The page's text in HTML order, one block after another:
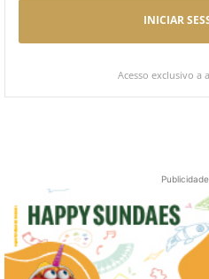
INICIAR
Acesso exclusivo a
Publicidade